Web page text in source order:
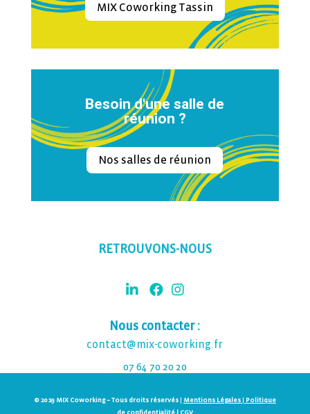
MIX Coworking Tassin
Besoin d'une salle de
réunion ?
Nos salles de réunion
RETROUVONS-NOUS
Nous contacter :
contact@mix-coworking.fr
07 64 70 20 20
© 2019 MIX Coworking – Tous droits réservés| Mentions Légales
Politique